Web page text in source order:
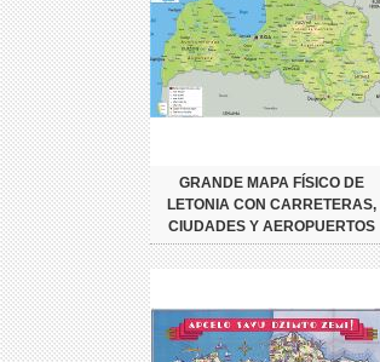
GRANDE MAPA FÍSICO DE
LETONIA CON CARRETERAS,
CIUDADES Y AEROPUERTOS